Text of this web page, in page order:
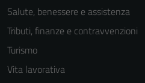
Salute, benessere e assistenza
Tributi, finanze e contravvenzioni
Turismo
Vita lavorativa